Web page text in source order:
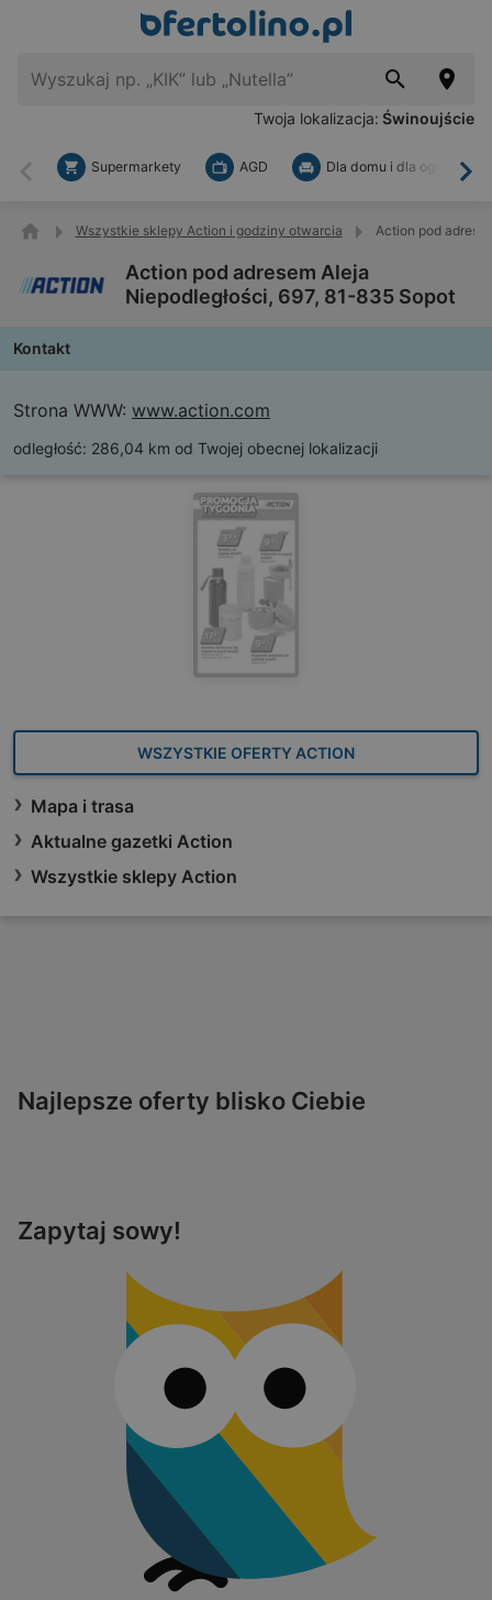
Twoja lokalizacja: Świnoujście
Wstecz
Supermarkety AGD Dla domu i dla ogrodu
Wszystkie sklepy Action i godziny otwarcia Action pod
Action pod adresem Aleja
Niepodległości, 697, 81-835 Sopot
Kontakt
Strona WWW: www.action.com
odległość: 286,04 km od Twojej obecnej lokalizacji
WSZYSTKIE OFERTY ACTION
Mapa i trasa
Aktualne gazetki Action
Wszystkie sklepy Action
Najlepsze oferty blisko Ciebie
Zapytaj sowy!